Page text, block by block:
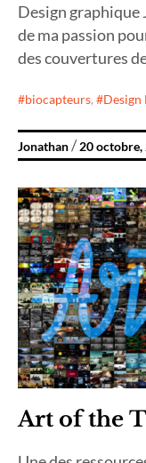
Design graphique
de ma passion
des couvertures
biocapteurs, Design
Jonathan 20 octobre,
Art of the